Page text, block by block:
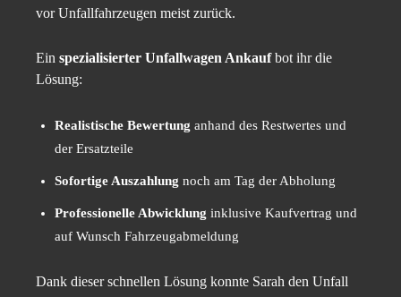
vor Unfallfahrzeugen meist zurück.
Ein spezialisierter Unfallwagen Ankaufbot ihr die
Lösung:
Realistische Bewertung anhand des Restwertes und
der Ersatzteile
Sofortige Auszahlung noch am Tag der Abholung
Professionelle Abwicklung inklusive Kaufvertrag und
auf Wunsch Fahrzeugabmeldung
Dank dieser schnellen Lösung konnte Sarah den Unfall